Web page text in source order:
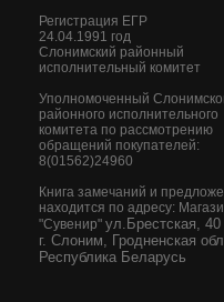
Регистрация ЕГР
24.04.1991 год
Слонимский районный
исполнительный комитет
Уполномоченный
районного исполнительного
комитета по рассмотрению
обращений покупателей:
8(01562)24960
Книга замечаний и
находится по адресу:
"Сувенир"ул.Брестская, 40
г. Слоним, Гродненская
Республика Беларусь